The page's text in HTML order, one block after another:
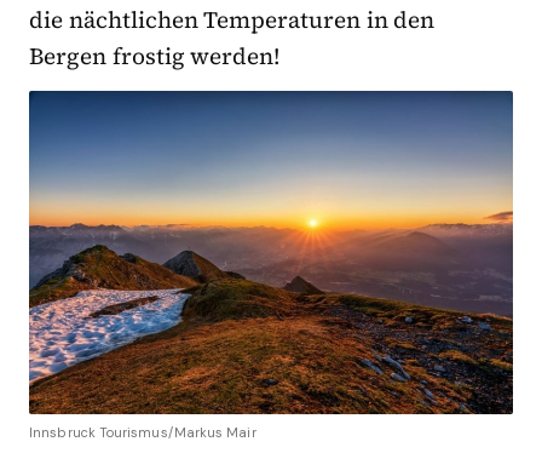
die nächtlichen Temperaturen in den
Bergen frostig werden!
Innsbruck Tourismus/Markus Mair